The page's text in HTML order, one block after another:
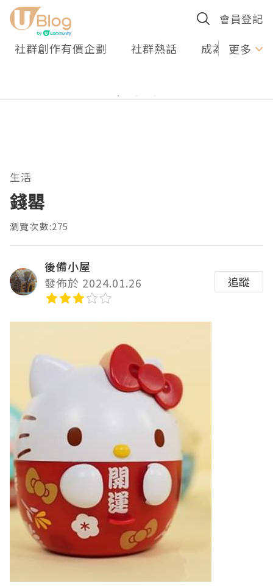
會員登記
社群創作有價企劃 社群熱話 成為U更多
生活
錢罌
瀏覽次數:275
後備小屋
發佈於 2024.01.26
追蹤